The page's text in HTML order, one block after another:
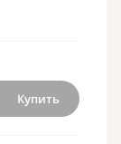
Купить